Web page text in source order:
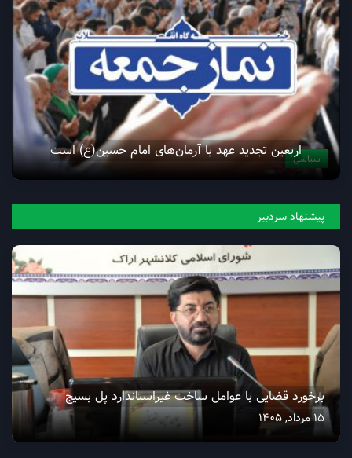
سیاسیاربعین تجدید عهد با آرمان‌های امام حسین(ع) است
پیشنهاد سردبیر
برخورد قضایی با عوامل ساخت غیراستاندارد پل بسیج
15 مرداد, 1405